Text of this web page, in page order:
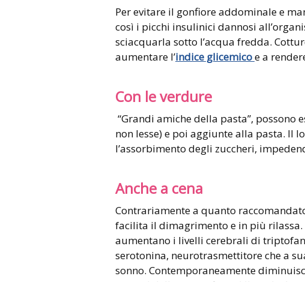
Per evitare il gonfiore addominale e
così i picchi insulinici dannosi
sciacquarla sotto l’acqua fredda.
aumentare l’indice glicemicoe a
Con le verdure
“Grandi amiche della pasta”, possono
non lesse) e poi aggiunte alla pasta. Il
l’assorbimento degli zuccheri,
Anche a cena
Contrariamente a quanto
facilita il dimagrimento e in più
aumentano i livelli cerebrali di
serotonina, neurotrasmettitore che a
sonno. Contemporaneamente